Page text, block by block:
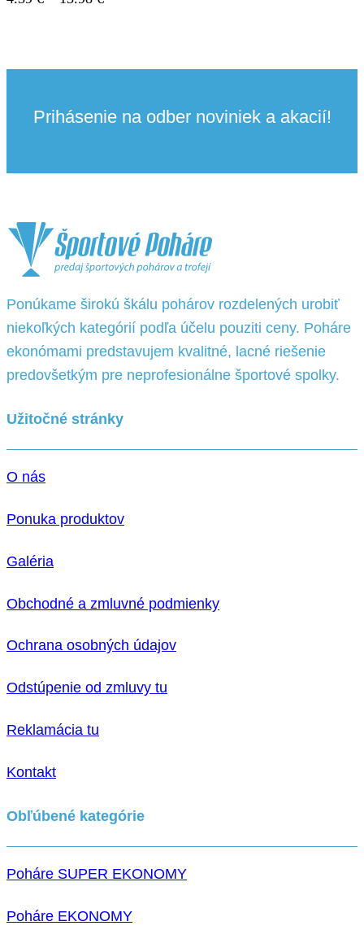
through
Prihásenie na odber noviniek a akacií!
Ponúkame širokú škálu pohárov rozdelených urobiť
niekoľkých kategórií podľa účelu pouziti ceny. Poháre
ekonómami predstavujem kvalitné, lacné riešenie
predovšetkým pre neprofesionálne športové spolky.
Užitočné stránky
O nás
Ponuka produktov
Galéria
Obchodné a zmluvné podmienky
Ochrana osobných údajov
Odstúpenie od zmluvy tu
Reklamácia tu
Kontakt
Obľúbené kategórie
Poháre SUPER EKONOMY
Poháre EKONOMY